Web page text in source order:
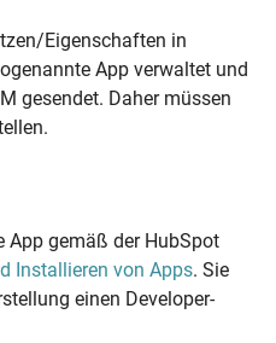
Eigenschaften in
App verwaltet und
gesendet. Daher müssen
App gemäß der HubSpot
Installieren von Apps. Sie
einen Developer-